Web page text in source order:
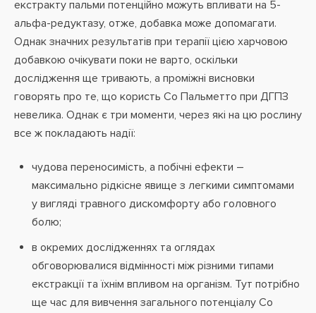
екстракту пальми потенційно можуть впливати на 5-
альфа-редуктазу, отже, добавка може допомагати.
Однак значних результатів при терапії цією харчовою
добавкою очікувати поки не варто, оскільки
дослідження ще тривають, а проміжні висновки
говорять про те, що користь Со Пальметто при ДГПЗ
невелика. Однак є три моменти, через які на цю рослину
все ж покладають надії:
чудова переносимість, а побічні ефекти –
максимально рідкісне явище з легкими симптомами
у вигляді травного дискомфорту або головного
болю;
в окремих дослідженнях та оглядах
обговорювалися відмінності між різними типами
екстракції та їхнім впливом на організм. Тут потрібно
ще час для вивчення загального потенціалу Со